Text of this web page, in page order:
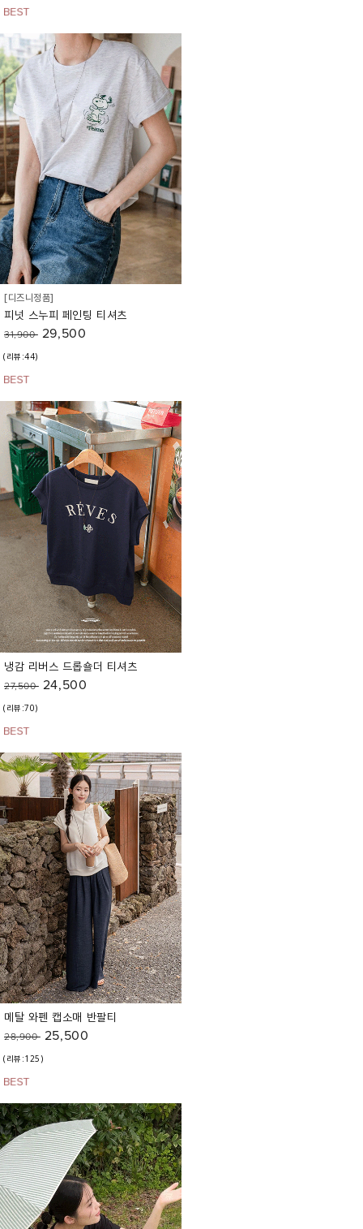
[디즈니정품]
피넛 스누피 페인팅 티셔츠
31,900 29,500
(리뷰:44)
냉감 리버스 드롭숄더 티셔츠
27,500 24,500
(리뷰:70)
메탈 와펜 캡소매 반팔티
28,900 25,500
(리뷰:125)